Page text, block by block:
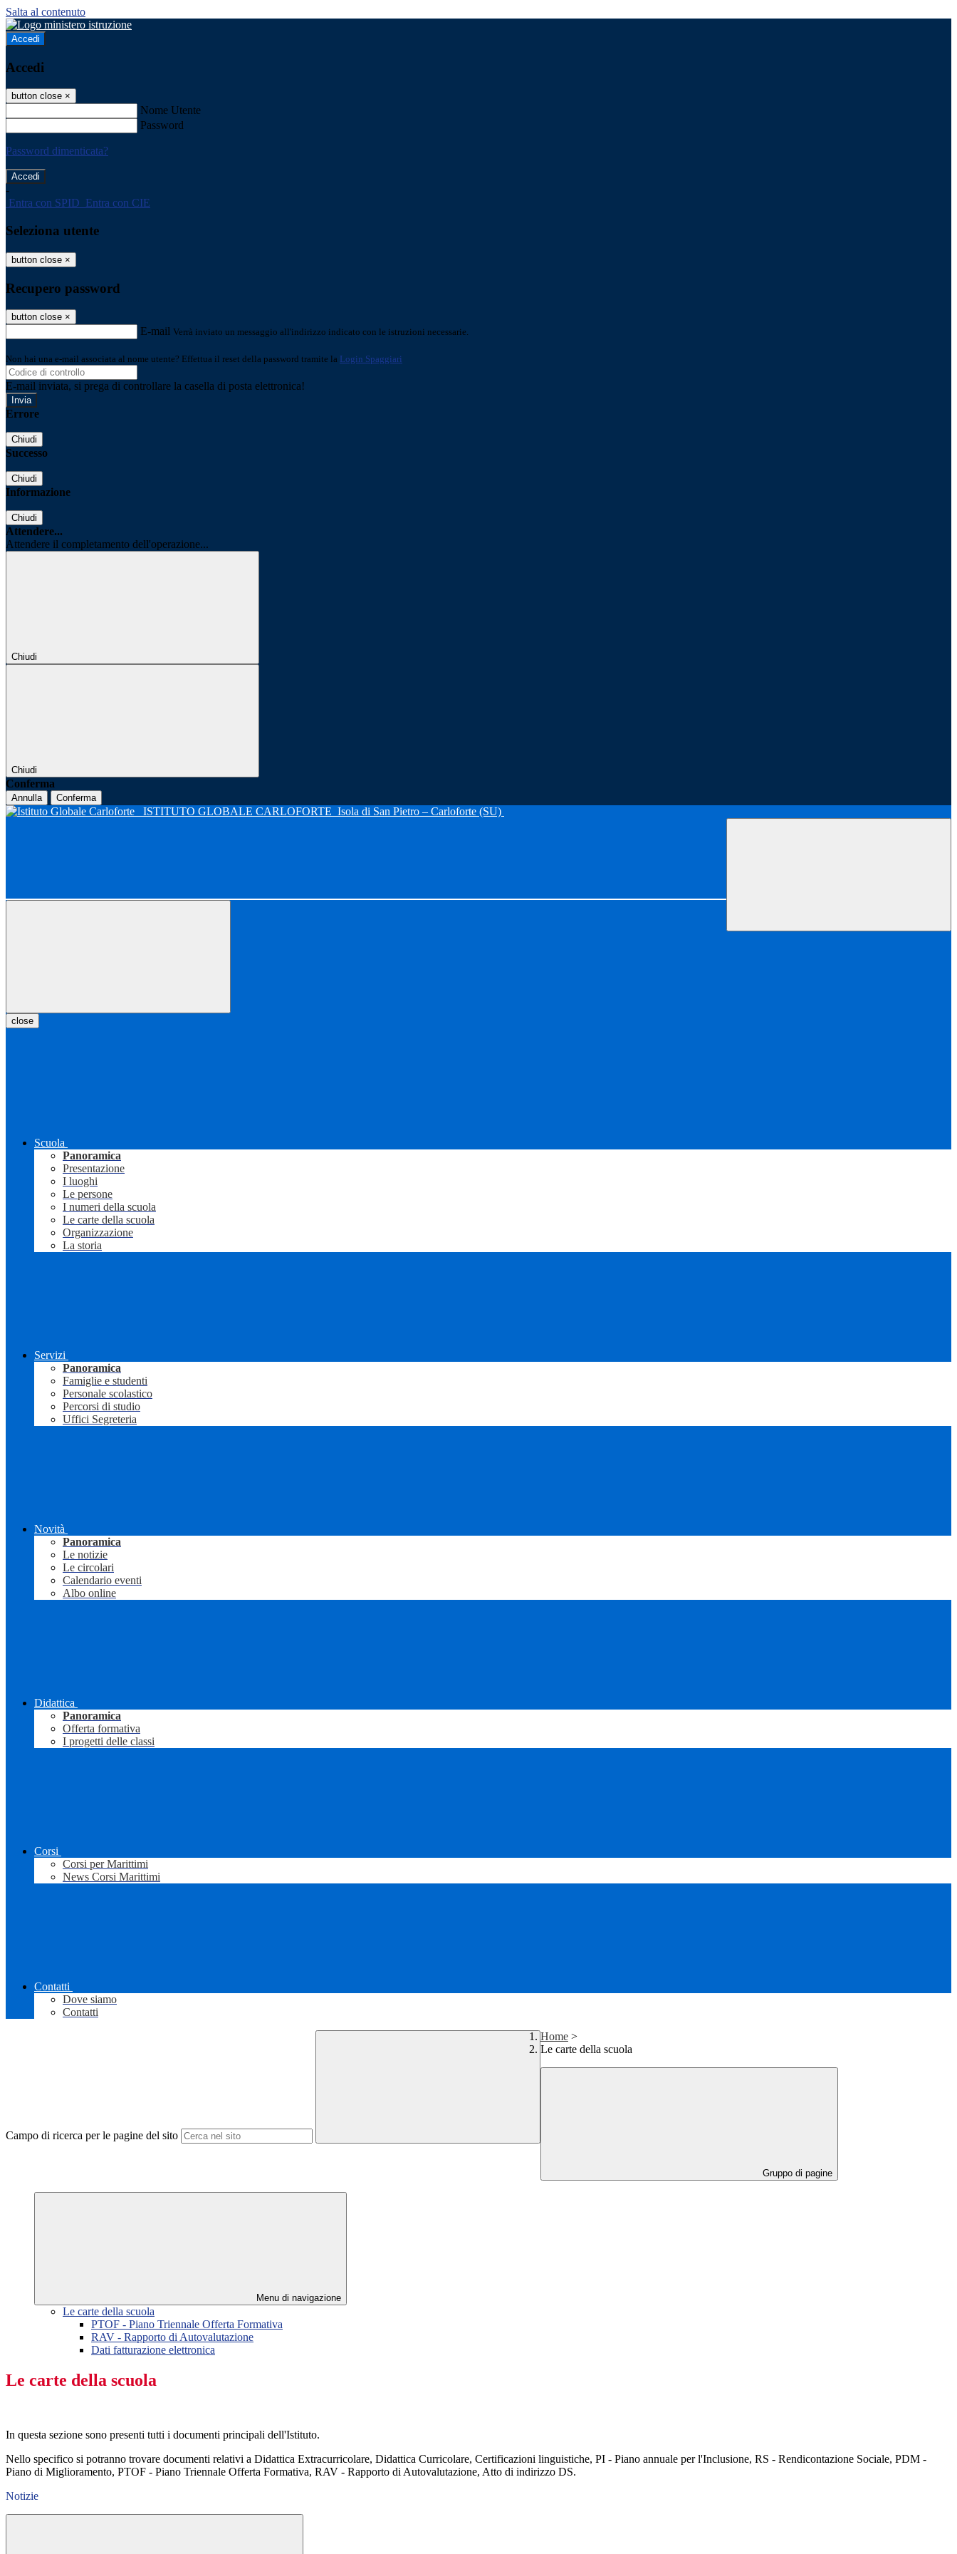
Salta al contenuto
Accedi
Accedi
button close ×
Nome Utente
Password
Password dimenticata?
-
Entra con SPID Entra con CIE
Seleziona utente
button close ×
Recupero password
button close ×
E-mail Verrà inviato un messaggio all'indirizzo indicato con le istruzioni necessarie.
Non hai una e-mail associata al nome utente? Effettua il reset della password tramite la Login Spaggiari
E-mail inviata, si prega di controllare la casella di posta elettronica!
Errore
Chiudi
Successo
Chiudi
Informazione
Chiudi
Attendere...
Attendere il completamento dell'operazione...
Chiudi
Chiudi
Conferma
Annulla Conferma
ISTITUTO GLOBALE CARLOFORTE Isola di San Pietro – Carloforte (SU)
close
Scuola
Panoramica
Presentazione
I luoghi
Le persone
I numeri della scuola
Le carte della scuola
Organizzazione
La storia
Servizi
Panoramica
Famiglie e studenti
Personale scolastico
Percorsi di studio
Uffici Segreteria
Novità
Panoramica
Le notizie
Le circolari
Calendario eventi
Albo online
Didattica
Panoramica
Offerta formativa
I progetti delle classi
Corsi
Corsi per Marittimi
News Corsi Marittimi
Contatti
Dove siamo
Contatti
Campo di ricerca per le pagine del sito
Home >
Le carte della scuola
Gruppo di pagine
Menu di navigazione
Le carte della scuola
PTOF - Piano Triennale Offerta Formativa
RAV - Rapporto di Autovalutazione
Dati fatturazione elettronica
Le carte della scuola
In questa sezione sono presenti tutti i documenti principali dell'Istituto.
Nello specifico si potranno trovare documenti relativi a Didattica Extracurricolare, Didattica Curricolare, Certificazioni linguistiche, PI - Piano annuale per l'Inclusione, RS - Rendicontazione Sociale, PDM -
Piano di Miglioramento, PTOF - Piano Triennale Offerta Formativa, RAV - Rapporto di Autovalutazione, Atto di indirizzo DS.
Notizie